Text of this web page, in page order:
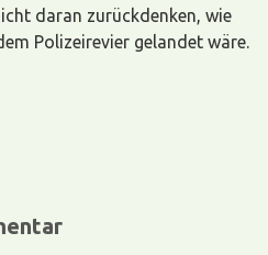
daran zurückdenken, wie
Polizeirevier gelandet wäre.